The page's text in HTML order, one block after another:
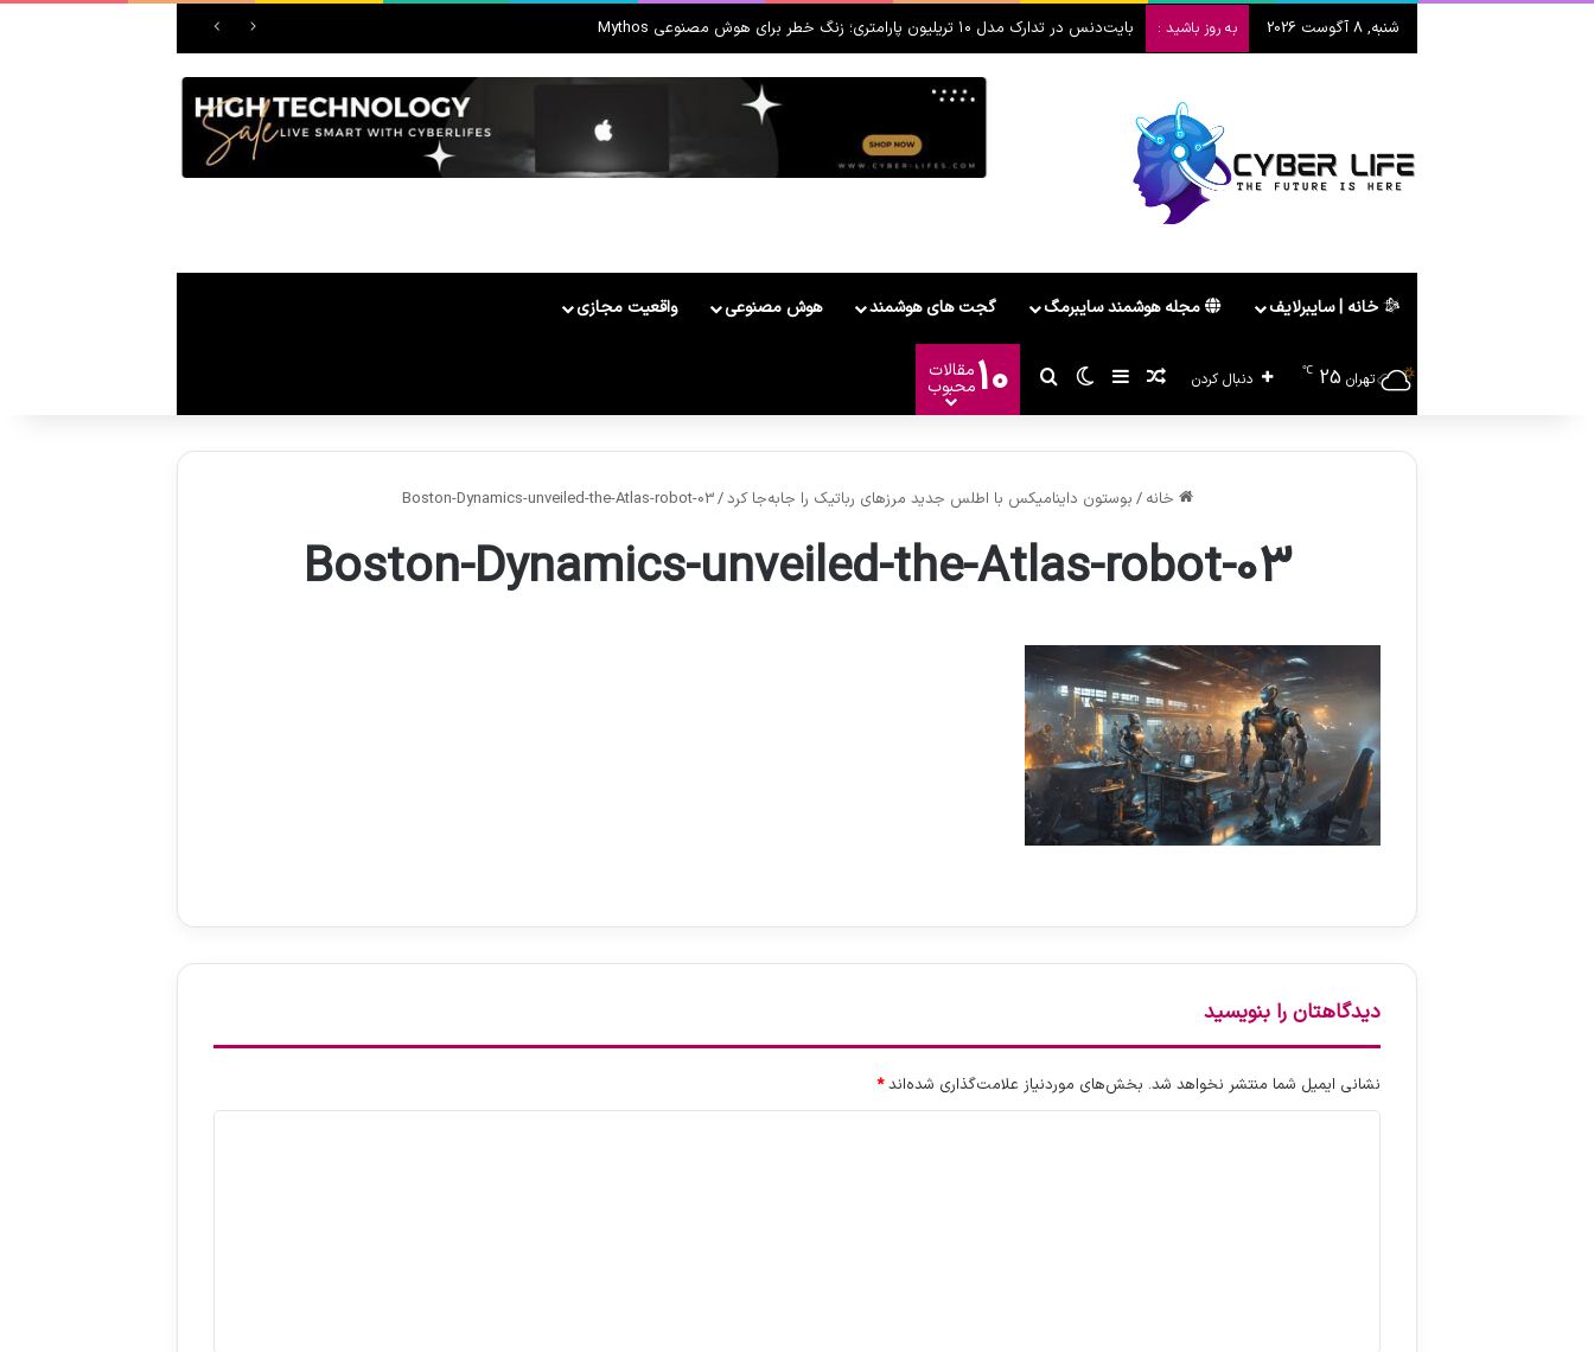
شنبه, 8 آگوست 2026 به روز باشید : لپ‌تاپ تاشو هواوی MateBook Fold 2026 معرفی شد
خانه | سایبرلایف مجله هوشمند سایبرمگ گجت های هوشمند هوش مصنوعی واقعیت مجازی
تهران 25
℃ دنبال کردن پیشنهاد هوشمند
سایدبارتغییر پوسته
جستجو برای
10مقالات
محبوب
خانه / بوستون داینامیکس با اطلس جدید مرزهای رباتیک را جابه‌جا کرد/
Boston-Dynamics-unveiled-the-Atlas-robot-03
Boston-Dynamics-unveiled-the-Atlas-robot-03
دیدگاهتان را بنویسید
نشانی ایمیل شما منتشر نخواهد شد. بخش‌های موردنیاز علامت‌گذاری شده‌اند*